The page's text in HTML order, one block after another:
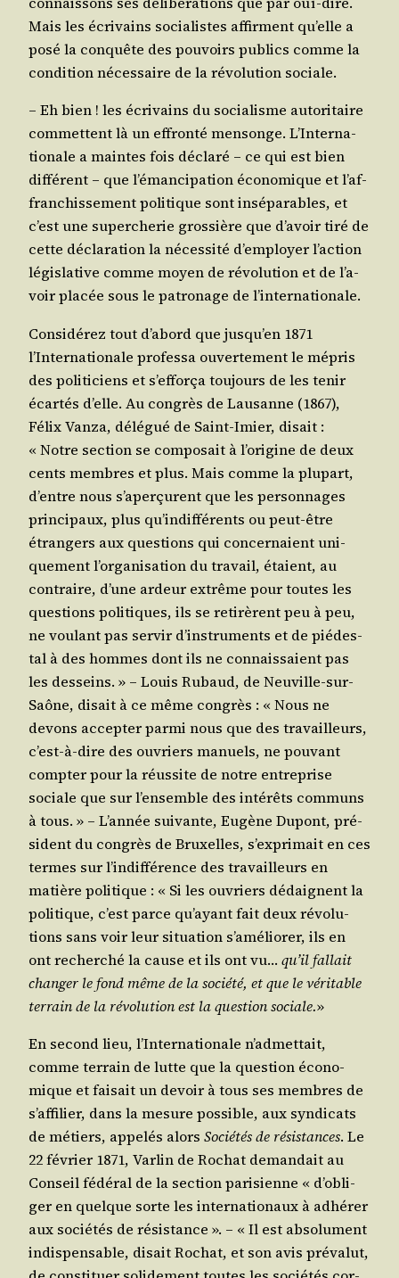
Mais les écri­vains socia­listes affirment qu’elle a
posé la conquête des pou­voirs publics comme la
condi­tion néces­saire de la révo­lu­tion sociale.
– Eh bien ! les écri­vains du socia­lisme auto­ri­taire
com­mettent là un effron­té men­songe. L’In­ter­na­
tio­nale a maintes fois décla­ré – ce qui est bien
dif­fé­rent – que l’é­man­ci­pa­tion éco­no­mique et l’af­
fran­chis­se­ment poli­tique sont insé­pa­rables, et
c’est une super­che­rie gros­sière que d’a­voir tiré de
cette décla­ra­tion la néces­si­té d’employer l’ac­tion
légis­la­tive comme moyen de révo­lu­tion et de l’a­
voir pla­cée sous le patro­nage de l’internationale.
Consi­dé­rez tout d’a­bord que jus­qu’en 1871
l’Internationale pro­fes­sa ouver­te­ment le mépris
des poli­ti­ciens et s’ef­for­ça tou­jours de les tenir
écar­tés d’elle. Au congrès de Lau­sanne (1867),
Félix Van­za, délé­gué de Saint-Imier, disait :
« Notre sec­tion se com­po­sait à l’o­ri­gine de deux
cents membres et plus. Mais comme la plu­part,
d’entre nous s’a­per­çurent que les per­son­nages
prin­ci­paux, plus qu’in­dif­fé­rents ou peut-être
étran­gers aux ques­tions qui concer­naient uni­
que­ment l’or­ga­ni­sa­tion du tra­vail, étaient, au
contraire, d’une ardeur extrême pour toutes les
ques­tions poli­tiques, ils se reti­rèrent peu à peu,
ne vou­lant pas ser­vir d’ins­tru­ments et de pié­des­
tal à des hommes dont ils ne connais­saient pas
les des­seins. » – Louis Rubaud, de Neu­ville-sur-
Saône, disait à ce même congrès : « Nous ne
devons accep­ter par­mi nous que des tra­vailleurs,
c’est-à-dire des ouvriers manuels, ne pou­vant
comp­ter pour la réus­site de notre entre­prise
sociale que sur l’en­semble des inté­rêts com­muns
à tous. » – L’an­née sui­vante, Eugène Dupont, pré­
sident du congrès de Bruxelles, s’ex­pri­mait en ces
termes sur l’in­dif­fé­rence des tra­vailleurs en
matière poli­tique : « Si les ouvriers dédaignent la
poli­tique, c’est parce qu’ayant fait deux révo­lu­
tions sans voir leur situa­tion s’a­mé­lio­rer, ils en
ont recher­ché la cause et ils ont vu… qu’il fal­lait
chan­ger le fond même de la socié­té, et que le véri­table
ter­rain de la révo­lu­tion est la ques­tion sociale.»
En second lieu, l’In­ter­na­tio­nale n’ad­met­tait,
comme ter­rain de lutte que la ques­tion éco­no­
mique et fai­sait un devoir à tous ses membres de
s’af­fi­lier, dans la mesure pos­sible, aux syn­di­cats
de métiers, appe­lés alors Socié­tés de résis­tances. Le
22 février 1871, Var­lin de Rochat deman­dait au
Conseil fédé­ral de la sec­tion pari­sienne « d’o­bli­
ger en quelque sorte les inter­na­tio­naux à adhé­rer
aux socié­tés de résis­tance ». – « Il est abso­lu­ment
indis­pen­sable, disait Rochat, et son avis pré­va­lut,